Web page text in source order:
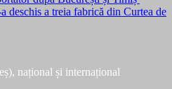
deschis a treia fabrică din Curtea de
național și internațional